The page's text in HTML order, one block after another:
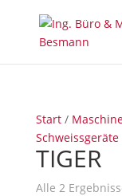
Start/
Schweissgeräte
TIGER
Alle 2